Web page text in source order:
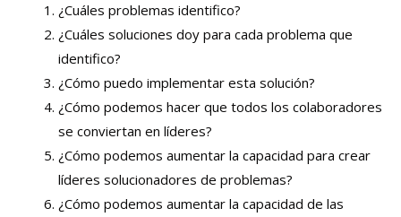
¿Cuáles problemas identifico?
¿Cuáles soluciones doy para cada problema que
identifico?
¿Cómo puedo implementar esta solución?
¿Cómo podemos hacer que todos los colaboradores
se conviertan en líderes?
¿Cómo podemos aumentar la capacidad para crear
líderes solucionadores de problemas?
¿Cómo podemos aumentar la capacidad de las